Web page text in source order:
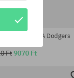
Brand MLB LA Dodgers
Ft9070 Ft